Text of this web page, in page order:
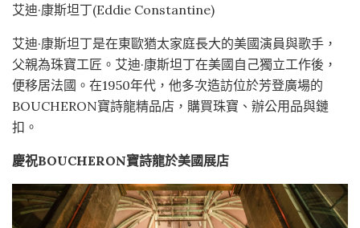
艾迪·康斯坦丁(Eddie Constantine)
艾迪·康斯坦丁是在東歐猶太家庭長大的美國演員與歌手，
父親為珠寶工匠。艾迪·康斯坦丁在美國自己獨立工作後，
便移居法國。在1950年代，他多次造訪位於芳登廣場的
BOUCHERON寶詩龍精品店，購買珠寶、辦公用品與鏈
扣。
慶祝BOUCHERON寶詩龍於美國展店